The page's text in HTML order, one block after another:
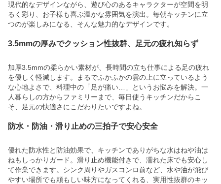
現代的なデザインながら、遊び心のあるキャラクターが空間を明
るく彩り、お子様も喜ぶ温かな雰囲気を演出。毎朝キッチンに立
つのが楽しみになる、そんな魅力的なデザインです。
3.5mmの厚みでクッション性抜群、足元の疲れ知らず
加厚3.5mmの柔らかい素材が、長時間の立ち仕事による足の疲れ
を優しく軽減します。まるでふかふかの雲の上に立っているよう
な心地よさで、料理中の「足が痛い…」というお悩みを解決。一
人暮らしの方からファミリーまで、毎日使うキッチンだからこ
そ、足元の快適さにこだわりたいですよね。
防水・防油・滑り止めの三拍子で安心安全
優れた防水性と防油効果で、キッチンでありがちな水はねや油は
ねもしっかりガード。滑り止め機能付きで、濡れた床でも安心し
て作業できます。シンク周りやガスコンロ前など、水や油が飛び
やすい場所でも頼もしい味方になってくれる、実用性抜群のキッ